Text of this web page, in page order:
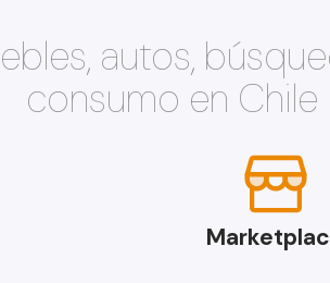
autos,
consumo en Chile